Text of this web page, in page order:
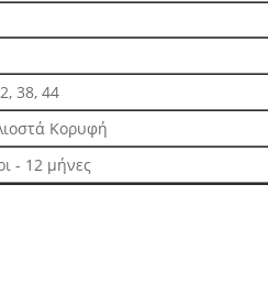
38, 44
Κορυφή
- 12 μήνες